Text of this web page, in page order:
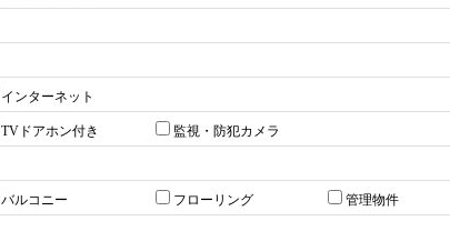
インターネット
TVドアホン付き 監視・防犯カメラ
バルコニー フローリング 管理物件